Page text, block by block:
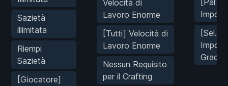
Sazietà
illimitata
Riempi
Sazietà
[Giocatore]
Velocità di
Lavoro Enorme
[Tutti] Velocità di
Lavoro Enorme
Nessun Requisito
per il Crafting
[Pal
[Sel.
Grado